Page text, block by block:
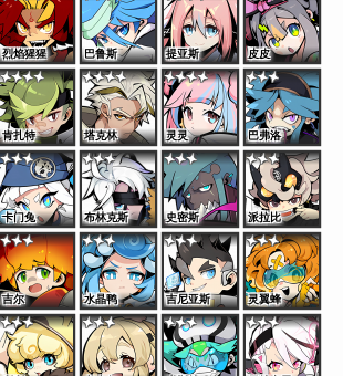
烈焰猩猩 巴鲁斯 提亚斯 皮皮
肯扎特 塔克林 灵灵 巴弗洛
卡门兔 布林克斯 史密斯 派拉比
吉尔 水晶鸭 吉尼亚斯 灵翼蜂